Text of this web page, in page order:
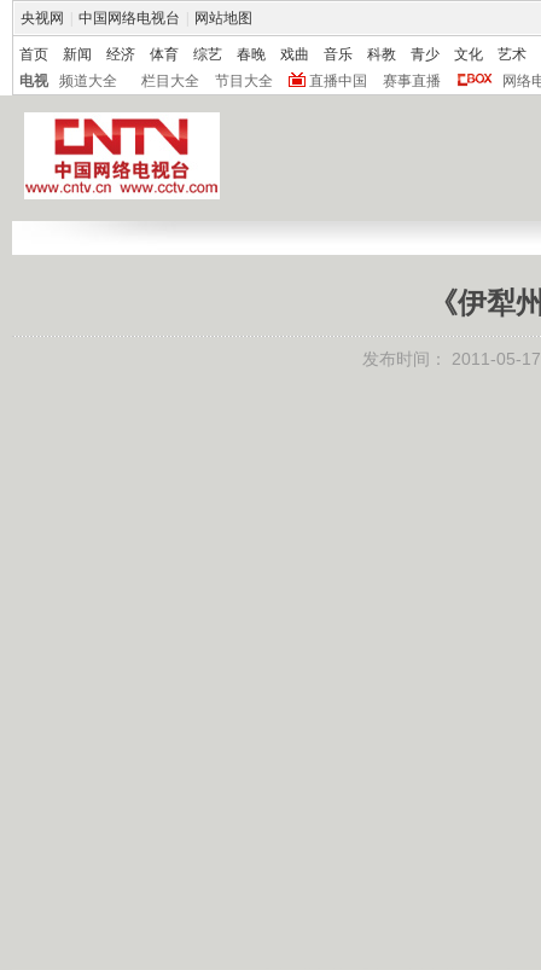
央视网 中国网络电视台 网站地图
首页 新闻 经济 体育 综艺 春晚 戏曲 音乐 科教 青少 文化
艺术
电视
频道大全 栏目大全 节目大全 直播中国 赛事直播 网络
《伊犁
发布时间： 2011-05-